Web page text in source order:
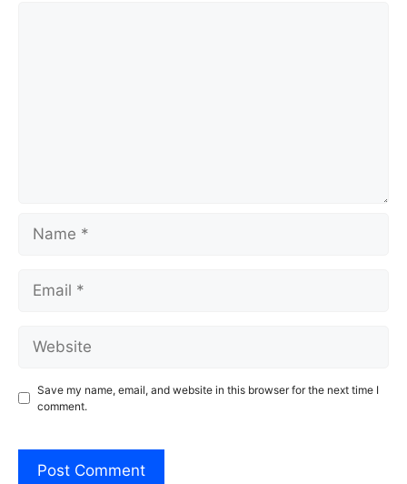
Save my name, email, and website in this browser for the next time I
comment.